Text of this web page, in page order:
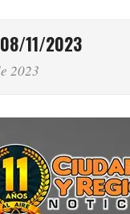
08/11/2023
2023